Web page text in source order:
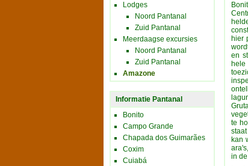
Lodges
Noord Pantanal
Zuid Pantanal
Meerdaagse excursies
Noord Pantanal
Zuid Pantanal
Amazone
Informatie Pantanal
Bonito
Campo Grande
Chapada dos Guimarães
Coxim
Cuiabá
hier
en
hele
te
kan
in